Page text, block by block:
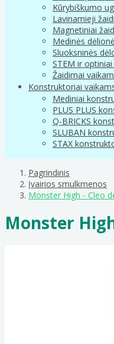
Kūrybiškumo
Lavinamieji
Magnetiniai
Medinės
Sluoksninės
STEM ir optiniai
Žaidimai
Konstruktoriai
Mediniai
PLUS PLUS
Q-BRICKS
SLUBAN
STAX
Pagrindinis
Įvairios smulkmenos
Monster High - Cleo
Monster